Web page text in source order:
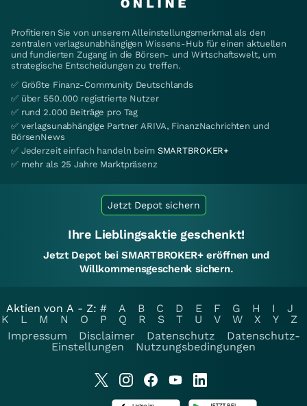
Profitieren Sie von unserem Alleinstellungsmerkmal als den
zentralen verlagsunabhängigen Wissens-Hub für einen aktuellen
und fundierten Zugang in die Börsen- und Wirtschaftswelt, um
strategische Entscheidungen zu treffen.
✅ Größte Finanz-Community Deutschlands
✅ über 550.000 registrierte Nutzer
✅ rund 2.000 Beiträge pro Tag
✅ verlagsunabhängige Partner ARIVA, FinanzNachrichten und
BörsenNews
✅ Jederzeit einfach handeln beim SMARTBROKER+
✅ mehr als 25 Jahre Marktpräsenz
Jetzt Depot sichern
Ihre Lieblingsaktie geschenkt!
Jetzt Depot bei SMARTBROKER+ eröffnen und
Willkommensgeschenk sichern.
Aktien von A - Z: # A B C D E F G H I
J
K
L M N O P Q R S T U V W X Y
Z
Impressum
Disclaimer Datenschutz
Datenschutz-
Einstellungen
Nutzungsbedingungen